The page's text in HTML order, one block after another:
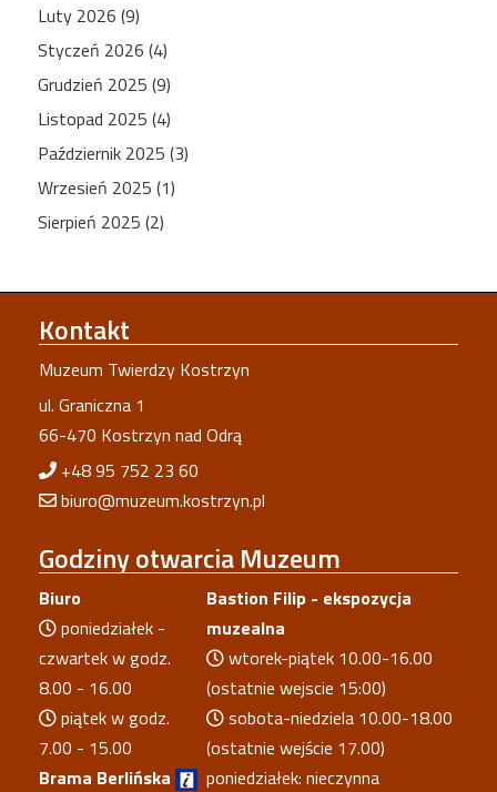
Luty 2026 (9)
Styczeń 2026 (4)
Grudzień 2025 (9)
Listopad 2025 (4)
Październik 2025 (3)
Wrzesień 2025 (1)
Sierpień 2025 (2)
Kontakt
Muzeum Twierdzy Kostrzyn
ul. Graniczna 1
66-470 Kostrzyn nad Odrą
+48 95 752 23 60
biuro@muzeum.kostrzyn.pl
Godzinyotwarcia Muzeum
Biuro
poniedziałek -
czwartek w godz.
8.00 - 16.00
piątek w godz.
7.00 - 15.00
Brama Berlińska
Bastion Filip - ekspozycja
muzealna
wtorek-piątek 10.00-16.00
(ostatnie wejscie 15:00)
sobota-niedziela 10.00-18.00
(ostatnie wejście 17.00)
poniedziałek: nieczynna